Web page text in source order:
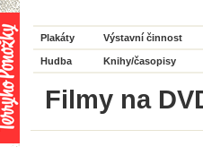
Plakáty Výstavní činnost
Hudba Knihy/časopisy
Filmy na